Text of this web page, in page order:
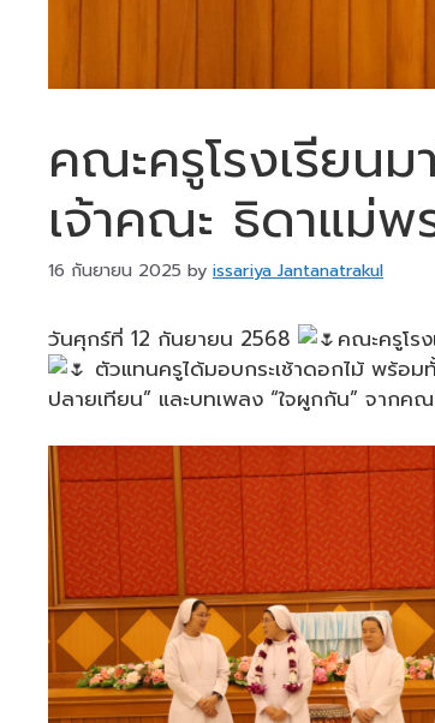
คณะครูโรงเรีย
เจ้าคณะ ธิดาแม่
16 กันยายน 2025 by issariya Jantanatrakul
วันศุกร์ที่ 12 กันยายน 2568
คณะครูโร
ตัวแทนครูได้มอบกระเช้าดอกไม้ พร้อม
ปลายเทียน” และบทเพลง “ใจผูกกัน” จาก